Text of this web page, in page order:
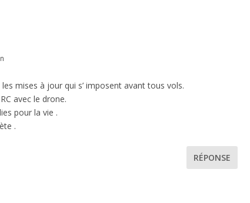
mises à jour qui s’ imposent avant tous vols.
avec le drone.
pour la vie .
.
RÉPONSE